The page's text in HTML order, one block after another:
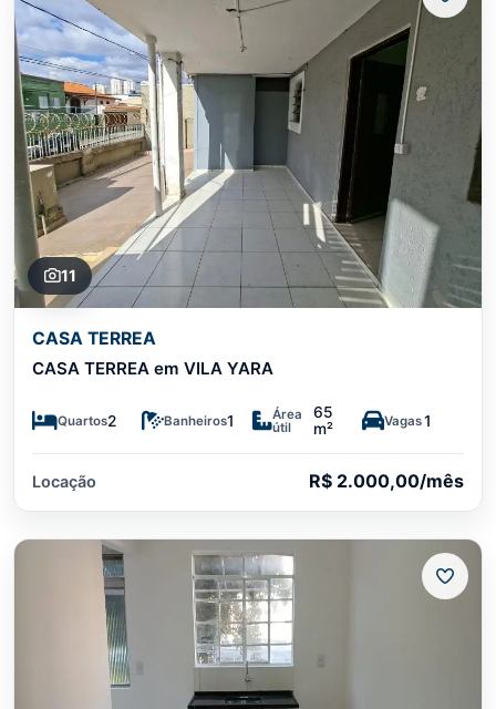
11
CASA TERREA
CASA TERREA em VILA YARA
Quartos2 Banheiros1
Área
útil
65
m²
Vagas1
Locação R$ 2.000,00/mês